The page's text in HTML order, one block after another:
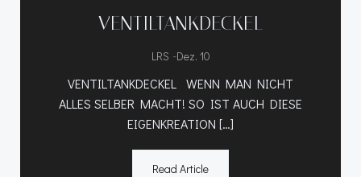
VENTILTANKDECKEL
LRS -Dez. 10
VENTILTANKDECKEL WENN MAN NICHT
ALLES SELBER MACHT! SO IST AUCH DIESE
EIGENKREATION […]
Read Article